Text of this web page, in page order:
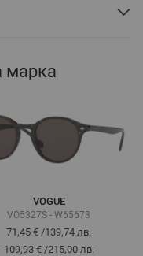
марка
VOGUE
VO5327S - W65673
71,45 € /139,74 лв.
109,93 €/215,00 лв.